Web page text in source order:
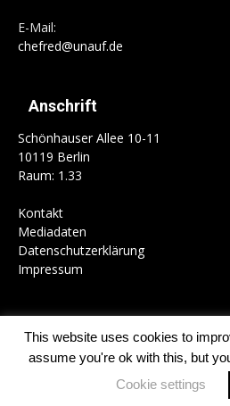
E-Mail:
chefred@unauf.de
Anschrift
Schönhauser Allee 10-11
10119 Berlin
Raum: 1.33
Kontakt
Mediadaten
Datenschutzerklärung
Impressum
Home Campus Gesellschaft
Kolumnen
© 1989-2026
This website uses cookies to
assume you're ok with this, but
Cookie settings